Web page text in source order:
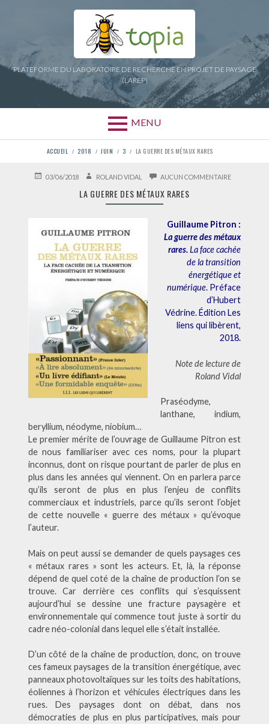
PLATEFORME DU LABORATOIRE DE RECHERCHE EN PROJET DE PAYSAGE
(LAREP)
MENU
D'ARIANE
ACCUEIL 2018 JUIN 3 LA GUERRE DES MÉTAUX RARES
PUBLIÉ03/06/2018 AUTEURROLAND VIDAL AUCUN COMMENTAIRESUR
RARES
LA GUERRE DES MÉTAUX RARES
Guillaume Pitron :
La guerre des métaux
rares.La face cachée
de la transition
énergétique et
numérique. Préface
d’Hubert
Védrine. Édition Les
liens qui libèrent,
2018.
Note de lecture de
Roland Vidal
Praséodyme,
lanthane, indium,
beryllium, néodyme, niobium…
Le premier mérite de l’ouvrage de Guillaume Pitron est
de nous familiariser avec ces noms, pour la plupart
inconnus, dont on risque pourtant de parler de plus en
plus dans les années qui viennent. On en parlera parce
qu’ils seront de plus en plus l’enjeu de conflits
commerciaux et industriels, parce qu’ils seront l’objet
de cette nouvelle « guerre des métaux » qu’évoque
l’auteur.
Mais on peut aussi se demander de quels paysages ces
« métaux rares » sont les acteurs. Et, là, la réponse
dépend de quel coté de la chaîne de production l’on se
trouve. Car derrière ces conflits qui s’esquissent
aujourd’hui se dessine une fracture paysagère et
environnementale qui commence tout juste à sortir du
cadre néo-colonial dans lequel elle s’était installée.
D’un côté de la chaîne de production, donc, on trouve
ces fameux paysages de la transition énergétique, avec
panneaux photovoltaïques sur les toits des habitations,
éoliennes à l’horizon et véhicules électriques dans les
rues. Des paysages dont on débat, dans nos
démocraties de plus en plus participatives, mais pour